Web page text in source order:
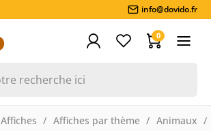
info@dovido.fr
0
Affiches Affiches par thème Animaux